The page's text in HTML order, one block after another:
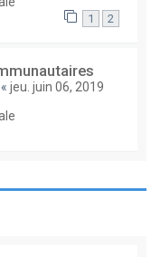
1 2
« jeu. juin 06, 2019